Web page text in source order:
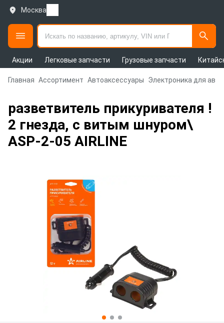
Москва
Акции Легковые запчасти Грузовые запчасти
Главная Ассортимент Автоаксессуары Электроника для
разветвитель прикуривателя !
2 гнезда, с витым шнуром\
ASP-2-05 AIRLINE